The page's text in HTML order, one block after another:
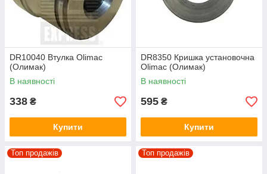
DR10040 Втулка Olimac
(Олимак)
В наявності
338 ₴
Купити
DR8350 Кришка установочна
Olimac (Олимак)
В наявності
595 ₴
Купити
Топ продажів Топ продажів